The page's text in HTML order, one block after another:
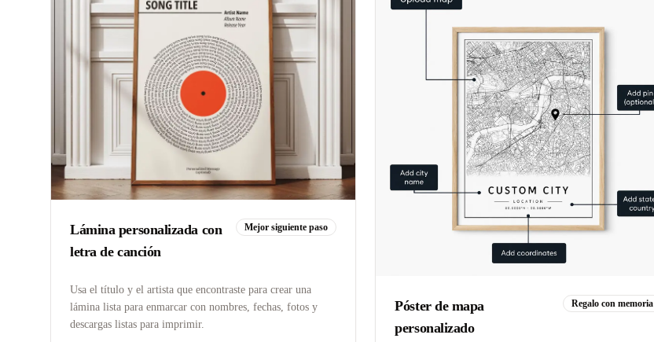
Lámina personalizada con
letra de canción
Mejor siguiente paso
Usa el título y el artista que encontraste para crear una
lámina lista para enmarcar con nombres, fechas, fotos y
descargas listas para imprimir.
Póster de mapa
personalizado
Regalo con memoria